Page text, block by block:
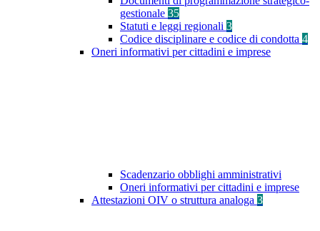
gestionale 35
Statuti e leggi regionali 3
Codice disciplinare e codice di condotta 4
Oneri informativi per cittadini e imprese
Scadenzario obblighi amministrativi
Oneri informativi per cittadini e imprese
Attestazioni OIV o struttura analoga 3